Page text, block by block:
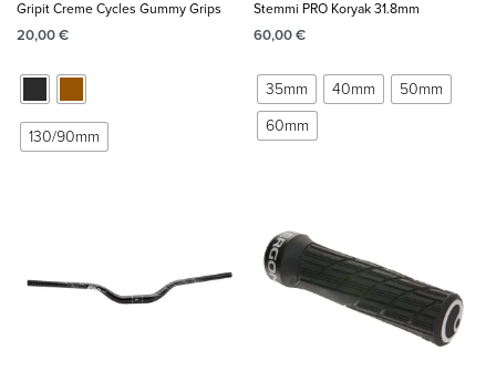
Gripit Creme Cycles Gummy Grips
20,00€
130/90mm
Stemmi PRO Koryak 31.8mm
60,00€
35mm 40mm
50mm
60mm